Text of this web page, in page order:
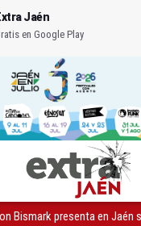
Jaén
en Google Play
Bismark presenta en